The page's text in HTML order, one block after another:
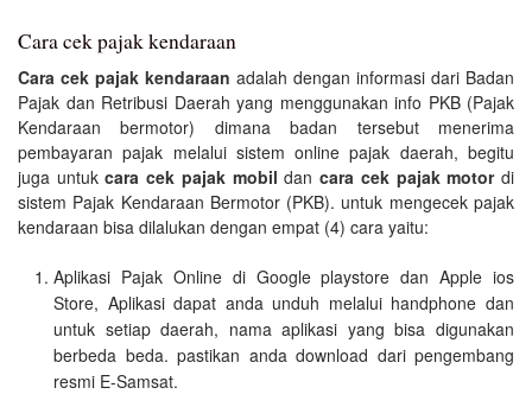
Cara cek pajak kendaraan
Cara cek pajak kendaraan adalah dengan informasi dari Badan
Pajak dan Retribusi Daerah yang menggunakan info PKB (Pajak
Kendaraan bermotor) dimana badan tersebut menerima
pembayaran pajak melalui sistem online pajak daerah, begitu
juga untukcara cek pajak mobil dancara cek pajak motordi
sistem Pajak Kendaraan Bermotor (PKB). untuk mengecek pajak
kendaraan bisa dilalukan dengan empat (4) cara yaitu:
Aplikasi Pajak Online di Google playstore dan Apple ios
Store, Aplikasi dapat anda unduh melalui handphone dan
untuk setiap daerah, nama aplikasi yang bisa digunakan
berbeda beda. pastikan anda download dari pengembang
resmi E-Samsat.